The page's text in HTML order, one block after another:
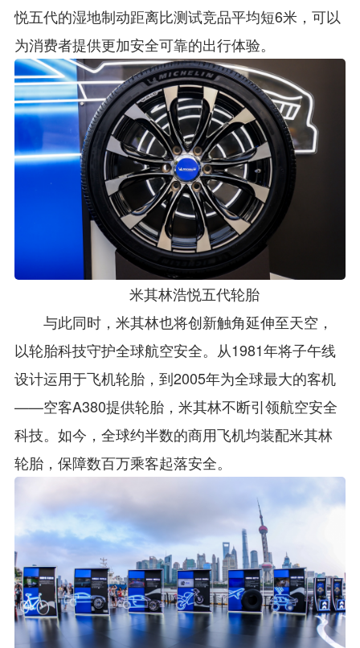
悦五代的湿地制动距离比测试竞品平均短6米，可以
为消费者提供更加安全可靠的出行体验。
米其林浩悦五代轮胎
与此同时，米其林也将创新触角延伸至天空，
以轮胎科技守护全球航空安全。从1981年将子午线
设计运用于飞机轮胎，到2005年为全球最大的客机
——空客A380提供轮胎，米其林不断引领航空安全
科技。如今，全球约半数的商用飞机均装配米其林
轮胎，保障数百万乘客起落安全。